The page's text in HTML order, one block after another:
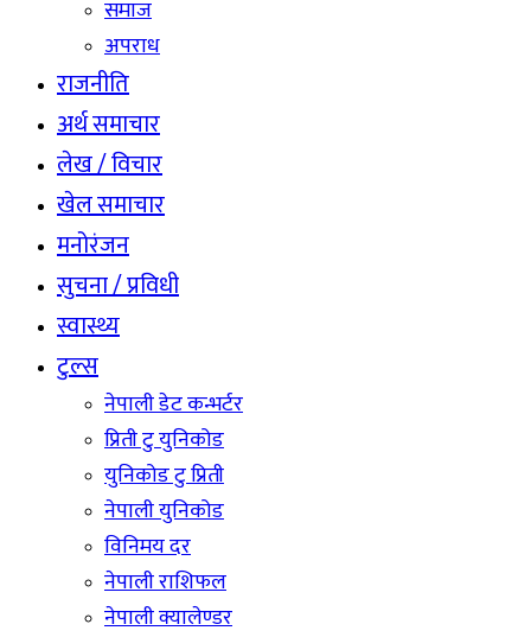
समाज
अपराध
राजनीति
अर्थ समाचार
लेख / विचार
खेल समाचार
मनोरंजन
सुचना / प्रविधी
स्वास्थ्य
टुल्स
नेपाली डेट कन्भर्टर
प्रिती टु युनिकोड
युनिकोड टु प्रिती
नेपाली युनिकोड
विनिमय दर
नेपाली राशिफल
नेपाली क्यालेण्डर